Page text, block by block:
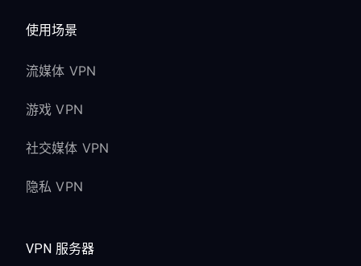
使用场景
流媒体 VPN
游戏 VPN
社交媒体 VPN
隐私 VPN
VPN 服务器